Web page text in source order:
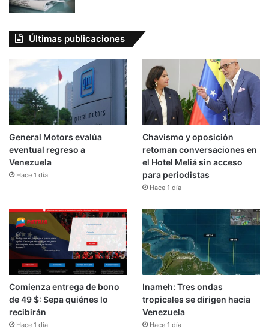
Últimas publicaciones
General Motors evalúa
eventual regreso a
Venezuela
Hace 1 día
Chavismo y oposición
retoman conversaciones en
el Hotel Meliá sin acceso
para periodistas
Hace 1 día
Comienza entrega de bono
de 49 $: Sepa quiénes lo
recibirán
Hace 1 día
Inameh: Tres ondas
tropicales se dirigen hacia
Venezuela
Hace 1 día